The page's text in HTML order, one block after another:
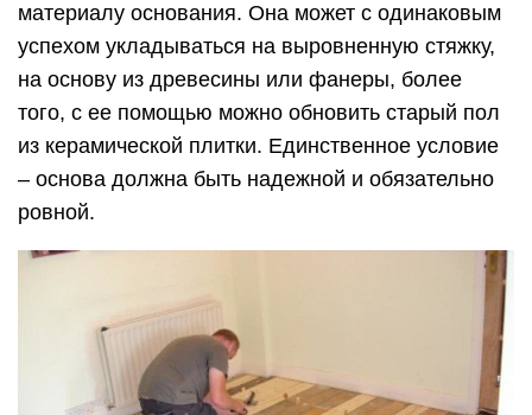
материалу основания. Она может с одинаковым
успехом укладываться на выровненную стяжку,
на основу из древесины или фанеры, более
того, с ее помощью можно обновить старый пол
из керамической плитки. Единственное условие
– основа должна быть надежной и обязательно
ровной.